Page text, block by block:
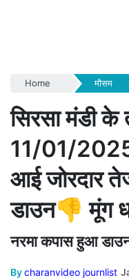
Home मौसम
सिरसा मंडी के
11/01/
आई जोरदार
डाउन👎 मूंग
नरमा कपास हुआ
Bycharanvideo journlist